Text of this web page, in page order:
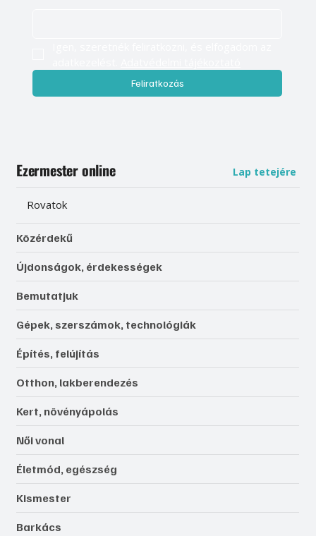
Feliratkozás
Ezermester online Lap tetejére
Rovatok
Közérdekű
Újdonságok, érdekességek
Bemutatjuk
Gépek, szerszámok, technológiák
Építés, felújítás
Otthon, lakberendezés
Kert, növényápolás
Női vonal
Életmód, egészség
Kismester
Barkács